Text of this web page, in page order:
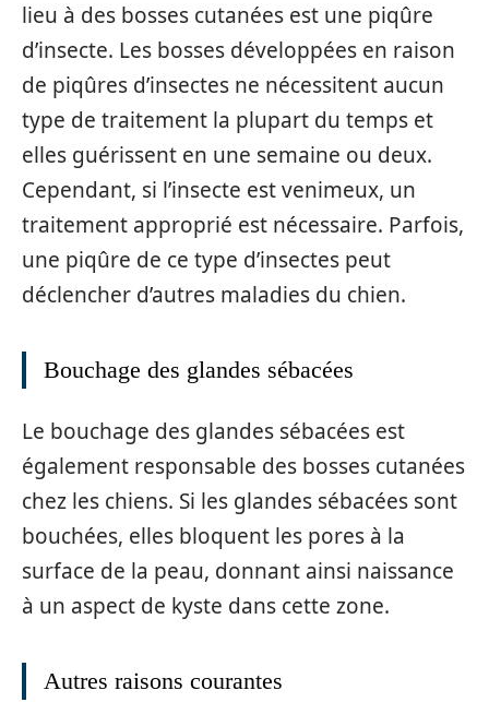
lieu à des bosses cutanées est une piqûre
d’insecte. Les bosses développées en raison
de piqûres d’insectes ne nécessitent aucun
type de traitement la plupart du temps et
elles guérissent en une semaine ou deux.
Cependant, si l’insecte est venimeux, un
traitement approprié est nécessaire. Parfois,
une piqûre de ce type d’insectes peut
déclencher d’autres maladies du chien.
Bouchage des glandes sébacées
Le bouchage des glandes sébacées est
également responsable des bosses cutanées
chez les chiens. Si les glandes sébacées sont
bouchées, elles bloquent les pores à la
surface de la peau, donnant ainsi naissance
à un aspect de kyste dans cette zone.
Autres raisons courantes